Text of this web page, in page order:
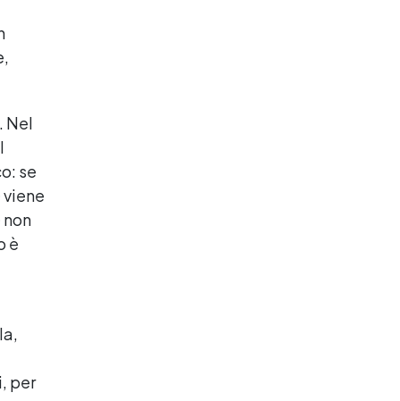
Nel
se
è
per